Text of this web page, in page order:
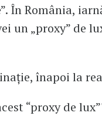
În România,
un „proxy” de
înapoi la
“proxy de